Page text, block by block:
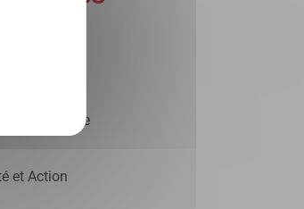
le
réforme
et Action